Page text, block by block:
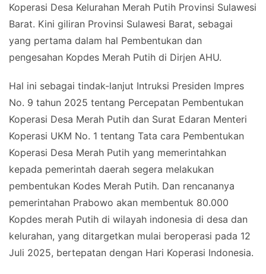
Koperasi Desa Kelurahan Merah Putih Provinsi Sulawesi
Barat. Kini giliran Provinsi Sulawesi Barat, sebagai
yang pertama dalam hal Pembentukan dan
pengesahan Kopdes Merah Putih di Dirjen AHU.
Hal ini sebagai tindak-lanjut Intruksi Presiden Impres
No. 9 tahun 2025 tentang Percepatan Pembentukan
Koperasi Desa Merah Putih dan Surat Edaran Menteri
Koperasi UKM No. 1 tentang Tata cara Pembentukan
Koperasi Desa Merah Putih yang memerintahkan
kepada pemerintah daerah segera melakukan
pembentukan Kodes Merah Putih. Dan rencananya
pemerintahan Prabowo akan membentuk 80.000
Kopdes merah Putih di wilayah indonesia di desa dan
kelurahan, yang ditargetkan mulai beroperasi pada 12
Juli 2025, bertepatan dengan Hari Koperasi Indonesia.